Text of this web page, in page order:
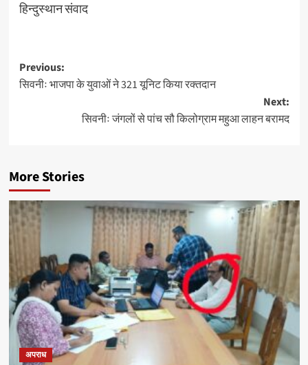
हिन्दुस्थान संवाद
Post
navigation
Previous:
सिवनीः भाजपा के युवाओं ने 321 यूनिट किया रक्तदान
Next:
सिवनीः जंगलों से पांच सौ किलोग्राम महुआ लाहन बरामद
More Stories
अपराध